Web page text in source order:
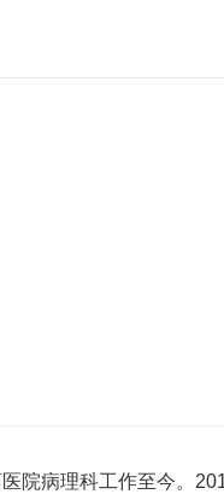
院病理科工作至今。